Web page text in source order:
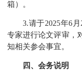
箱）。
3.请于2025年6
专家进行论文评审，
知相关参会事宜。
四、